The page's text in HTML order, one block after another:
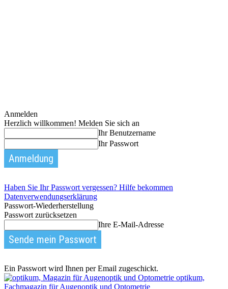
Anmelden
Herzlich willkommen! Melden Sie sich an
Ihr Benutzername
Ihr Passwort
Haben Sie Ihr Passwort vergessen? Hilfe bekommen
Datenverwendungserklärung
Passwort-Wiederherstellung
Passwort zurücksetzen
Ihre E-Mail-Adresse
Ein Passwort wird Ihnen per Email zugeschickt.
optikum,
Fachmagazin für Augenoptik und Optometrie